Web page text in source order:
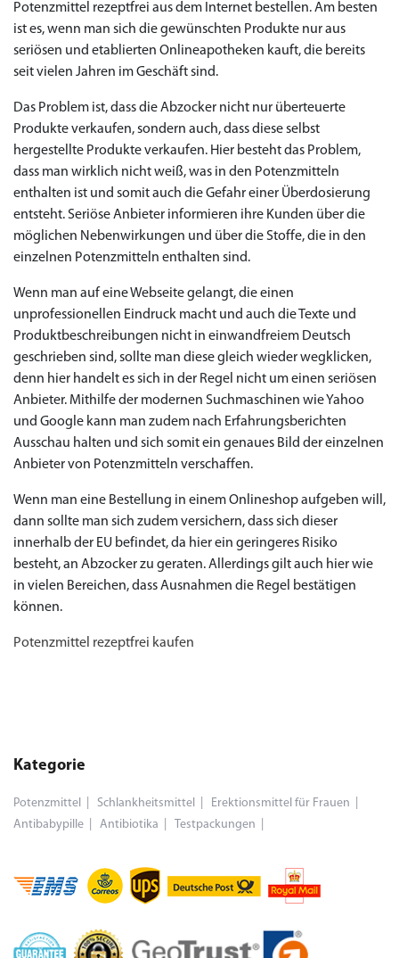
Potenzmittel rezeptfrei aus dem Internet bestellen. Am besten
ist es, wenn man sich die gewünschten Produkte nur aus
seriösen und etablierten Onlineapotheken kauft, die bereits
seit vielen Jahren im Geschäft sind.
Das Problem ist, dass die Abzocker nicht nur überteuerte
Produkte verkaufen, sondern auch, dass diese selbst
hergestellte Produkte verkaufen. Hier besteht das Problem,
dass man wirklich nicht weiß, was in den Potenzmitteln
enthalten ist und somit auch die Gefahr einer Überdosierung
entsteht. Seriöse Anbieter informieren ihre Kunden über die
möglichen Nebenwirkungen und über die Stoffe, die in den
einzelnen Potenzmitteln enthalten sind.
Wenn man auf eine Webseite gelangt, die einen
unprofessionellen Eindruck macht und auch die Texte und
Produktbeschreibungen nicht in einwandfreiem Deutsch
geschrieben sind, sollte man diese gleich wieder wegklicken,
denn hier handelt es sich in der Regel nicht um einen seriösen
Anbieter. Mithilfe der modernen Suchmaschinen wie Yahoo
und Google kann man zudem nach Erfahrungsberichten
Ausschau halten und sich somit ein genaues Bild der einzelnen
Anbieter von Potenzmitteln verschaffen.
Wenn man eine Bestellung in einem Onlineshop aufgeben will,
dann sollte man sich zudem versichern, dass sich dieser
innerhalb der EU befindet, da hier ein geringeres Risiko
besteht, an Abzocker zu geraten. Allerdings gilt auch hier wie
in vielen Bereichen, dass Ausnahmen die Regel bestätigen
können.
Potenzmittel rezeptfrei kaufen
Kategorie
Potenzmittel Schlankheitsmittel
Erektionsmittel für Frauen
Antibabypille
Antibiotika Testpackungen